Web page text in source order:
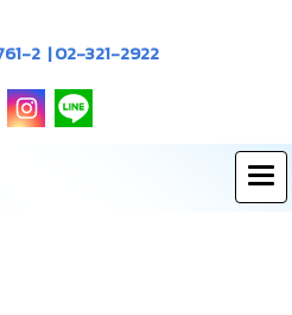
2 | 02-321-2922